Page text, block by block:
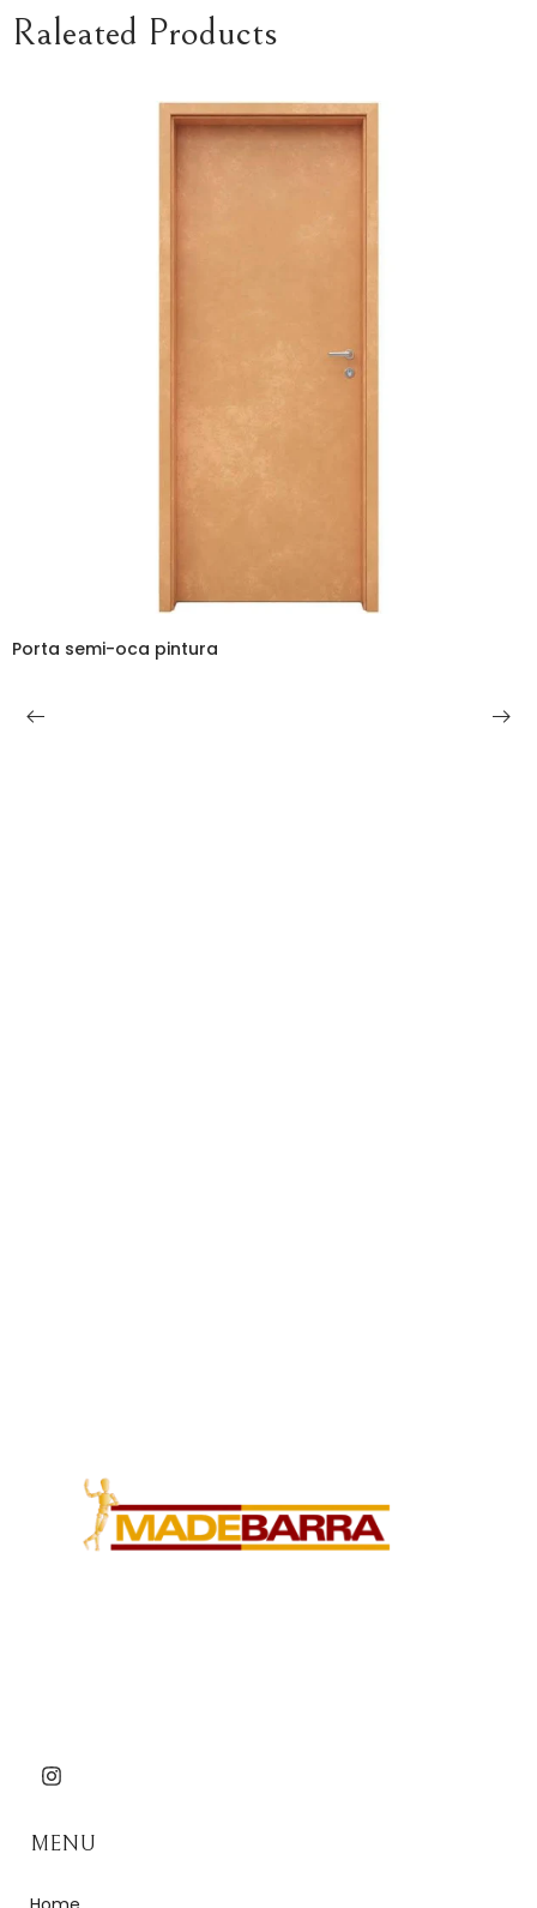
Raleated Products
semi-oca pintura
MENU